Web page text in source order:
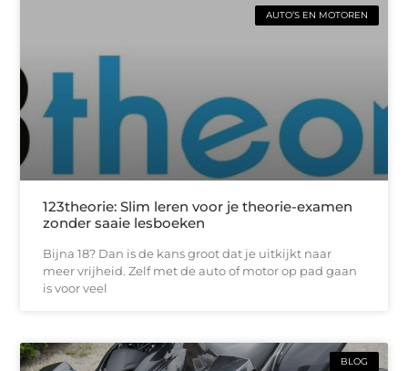
AUTO’S EN MOTOREN
123theorie: Slim leren voor je theorie-examen
zonder saaie lesboeken
Bijna 18? Dan is de kans groot dat je uitkijkt naar
meer vrijheid. Zelf met de auto of motor op pad gaan
is voor veel
BLOG